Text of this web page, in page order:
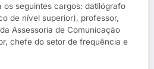
os seguintes cargos: datilógrafo
de nível superior), professor,
Assessoria de Comunicação
chefe do setor de frequência e